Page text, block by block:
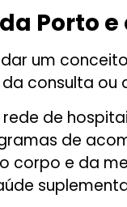
Porto
um
consulta
de
de
corpo e da